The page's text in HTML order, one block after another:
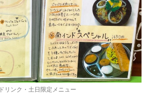
ドリンク・土日限定メニュー